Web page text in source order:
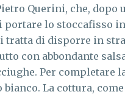
Querini, che, dopo
portare lo stoccafisso
tratta di disporre in
con abbondante
Per completare
La cottura,